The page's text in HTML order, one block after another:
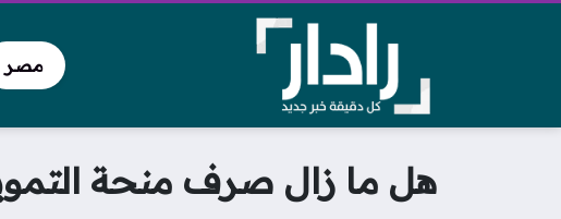
مصر
هل ما زال صرف منحة التموين